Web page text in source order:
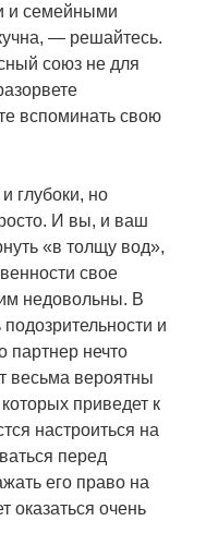
и семейными
— решайтесь.
союз не для
вспоминать свою
глубоки, но
И вы, и ваш
«в толщу вод»,
свое
недовольны. В
и
партнер нечто
весьма вероятны
приведет к
настроиться на
перед
его право на
оказаться очень